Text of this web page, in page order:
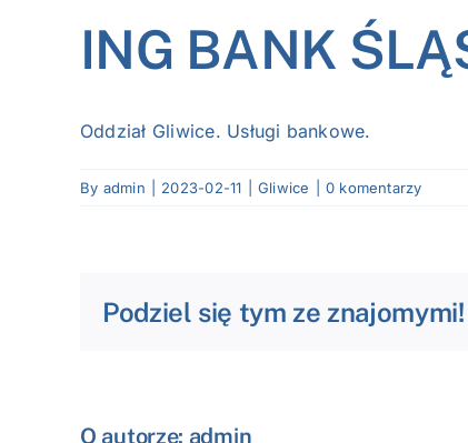
ING BANK
Oddział Gliwice. Usługi bankowe.
By admin 2023-02-11 Gliwice 0 komentarzy
Podziel się tym ze znajomymi!
O autorze: admin